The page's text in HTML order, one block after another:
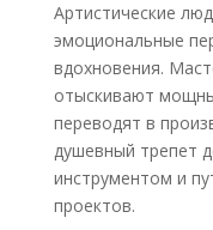
Артистические
эмоциональные
вдохновения.
отыскивают
переводят в
душевный трепет
инструментом и
проектов.